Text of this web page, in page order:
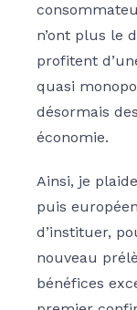
n’ont plus le
profitent
quasi
désormais
économie.
Ainsi, je
puis
d’instituer,
nouveau
bénéfices